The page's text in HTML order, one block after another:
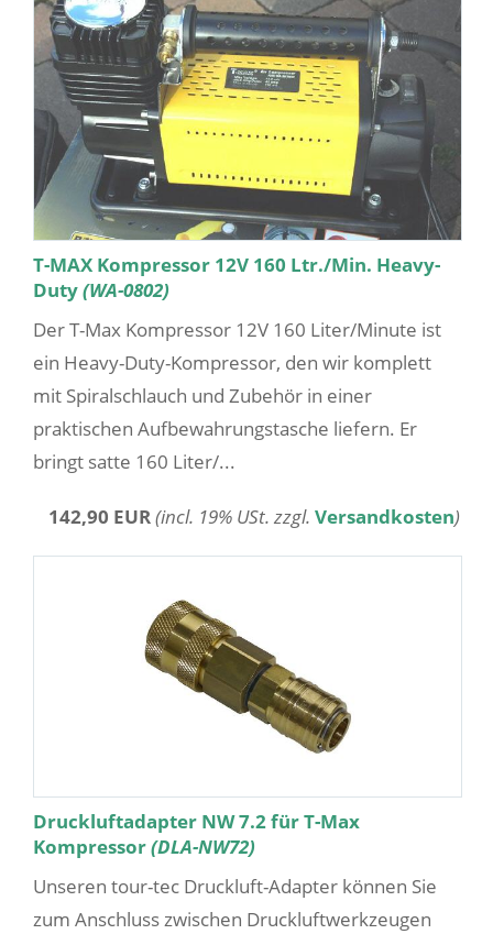
T-MAX Kompressor 12V 160 Ltr./Min. Heavy-
Duty(WA-0802)
Der T-Max Kompressor 12V 160 Liter/Minute ist
ein Heavy-Duty-Kompressor, den wir komplett
mit Spiralschlauch und Zubehör in einer
praktischen Aufbewahrungstasche liefern. Er
bringt satte 160 Liter/...
142,90 EUR(incl. 19% USt. zzgl. Versandkosten)
Druckluftadapter NW 7.2 für T-Max
Kompressor(DLA-NW72)
Unseren tour-tec Druckluft-Adapter können Sie
zum Anschluss zwischen Druckluftwerkzeugen